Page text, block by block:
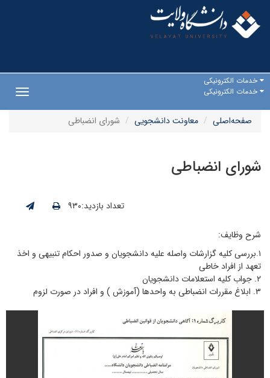
خدمات الکترونیکی
خدمات الکترونیکی
صفحه‌اصلی
معاونت دانشجویی شورای انضباطی
شورای انضباطی
تعداد بازدید:۹۳۰
شرح وظایف:
۱.بررسی کلیه گزارشات واصله علیه دانشجویان و صدور احکام تنبیهی و اخذ
تعهد از افراد خاطی
۲. جواب کلیه استعلامات دانشجویان
۳. ابلاغ مقررات انضباطی به واحدها (آموزش ) و افراد در صورت لزوم